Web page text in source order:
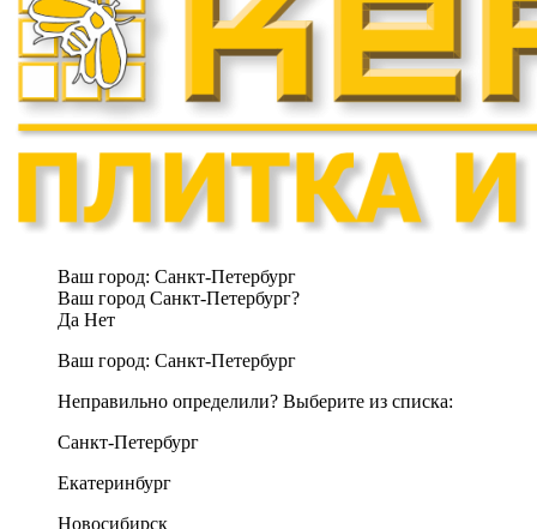
Ваш город: Санкт-Петербург
Ваш город Санкт-Петербург?
Да Нет
Ваш город: Санкт-Петербург
Неправильно определили? Выберите из списка:
Санкт-Петербург
Екатеринбург
Новосибирск